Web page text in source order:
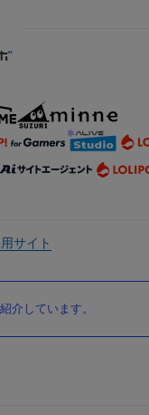
サイト
介しています。